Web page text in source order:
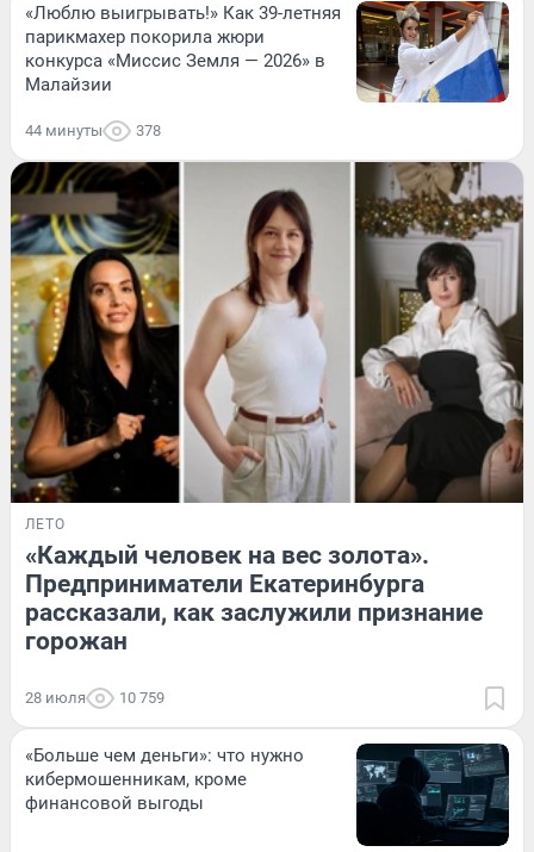
«Люблю выигрывать!» Как 39-летняя
парикмахер покорила жюри
конкурса «Миссис Земля — 2026» в
Малайзии
44 минуты 378
ЛЕТО
«Каждый человек на вес золота».
Предприниматели Екатеринбурга
рассказали, как заслужили признание
горожан
28 июля 10 759
«Больше чем деньги»: что нужно
кибермошенникам, кроме
финансовой выгоды